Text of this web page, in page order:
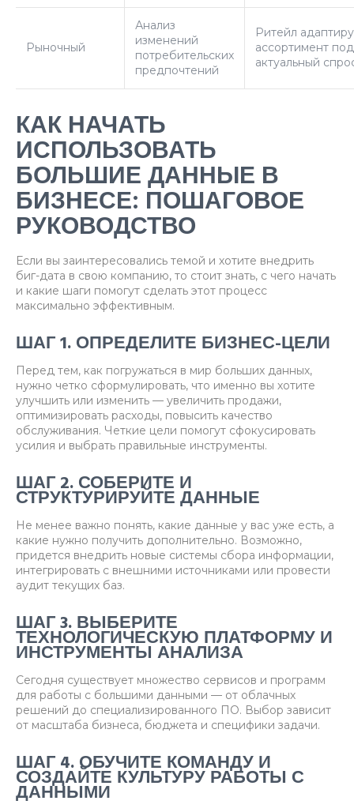
Рыночный
Анализ
изменений
потребительских
предпочтений
Ритейл
ассортимент под
актуальный
КАК НАЧАТЬ
ИСПОЛЬЗОВАТЬ
БОЛЬШИЕ ДАННЫЕ В
БИЗНЕСЕ: ПОШАГОВОЕ
РУКОВОДСТВО
Если вы заинтересовались темой и хотите внедрить
биг-дата в свою компанию, то стоит знать, с чего начать
и какие шаги помогут сделать этот процесс
максимально эффективным.
ШАГ 1. ОПРЕДЕЛИТЕ БИЗНЕС-ЦЕЛИ
Перед тем, как погружаться в мир больших данных,
нужно четко сформулировать, что именно вы хотите
улучшить или изменить — увеличить продажи,
оптимизировать расходы, повысить качество
обслуживания. Четкие цели помогут сфокусировать
усилия и выбрать правильные инструменты.
ШАГ 2. СОБЕРИТЕ И
СТРУКТУРИРУЙТЕ ДАННЫЕ
Не менее важно понять, какие данные у вас уже есть, а
какие нужно получить дополнительно. Возможно,
придется внедрить новые системы сбора информации,
интегрировать с внешними источниками или провести
аудит текущих баз.
ШАГ 3. ВЫБЕРИТЕ
ТЕХНОЛОГИЧЕСКУЮ ПЛАТФОРМУ И
ИНСТРУМЕНТЫ АНАЛИЗА
Сегодня существует множество сервисов и программ
для работы с большими данными — от облачных
решений до специализированного ПО. Выбор зависит
от масштаба бизнеса, бюджета и специфики задачи.
ШАГ 4. ОБУЧИТЕ КОМАНДУ И
СОЗДАЙТЕ КУЛЬТУРУ РАБОТЫ С
ДАННЫМИ